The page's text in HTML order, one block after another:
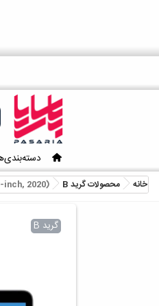
خانه محصولات گرید B 2020)
گرید B